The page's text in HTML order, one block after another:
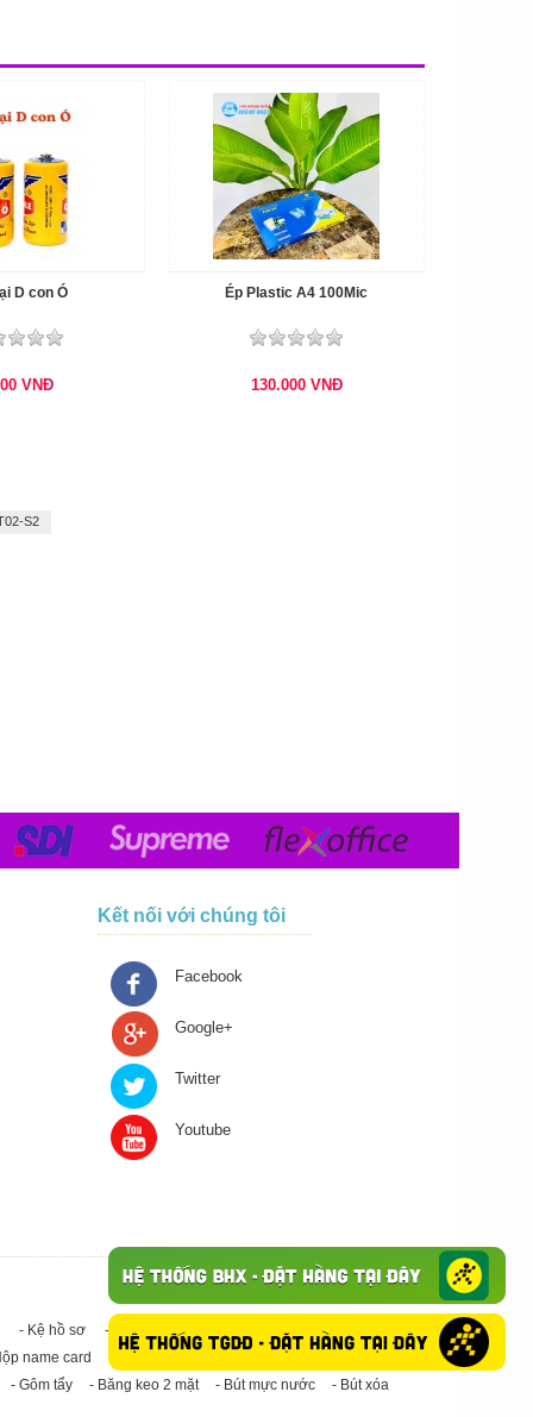
D con Ó
VNĐ
Ép Plastic A4 100Mic
130.000 VNĐ
S2
Kết nối với chúng tôi
Facebook
Google+
Twitter
Youtube
- Kệ hồ sơ - Giấy in A4
- Băng keo trong - Băng keo đục
name card
- Giấy in A3 - Giấy vệ sinh
- Keo Silicone
- Gôm tẩy
- Băng keo 2 mặt - Bút mực nước - Bút xóa